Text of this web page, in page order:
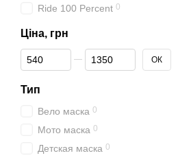
Ride 100 Percent 0
Ціна, грн
Від Ціна, грн
До Ціна, грн ОК
Тип
Вело маска 0
Мото маска 0
Детская маска 0